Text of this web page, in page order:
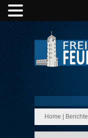
Home Berichte